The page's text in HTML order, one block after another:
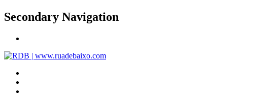
Secondary Navigation